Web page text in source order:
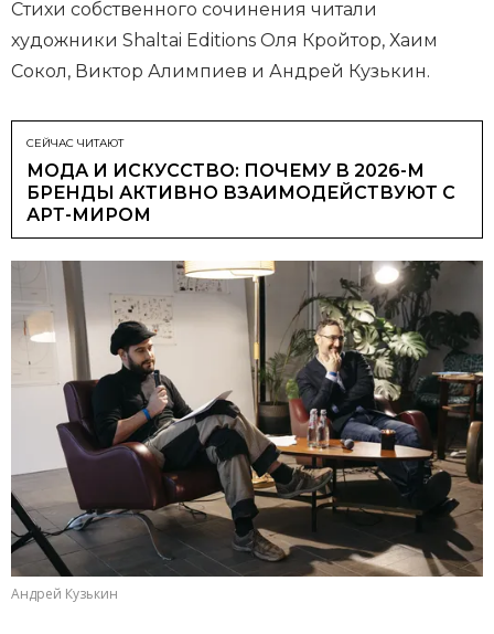
Стихи собственного сочинения читали
художники Shaltai Editions Оля Кройтор, Хаим
Сокол, Виктор Алимпиев и Андрей Кузькин.
СЕЙЧАС ЧИТАЮТ
МОДА И ИСКУССТВО: ПОЧЕМУ В 2026-М
БРЕНДЫ АКТИВНО ВЗАИМОДЕЙСТВУЮТ С
АРТ-МИРОМ
Андрей Кузькин